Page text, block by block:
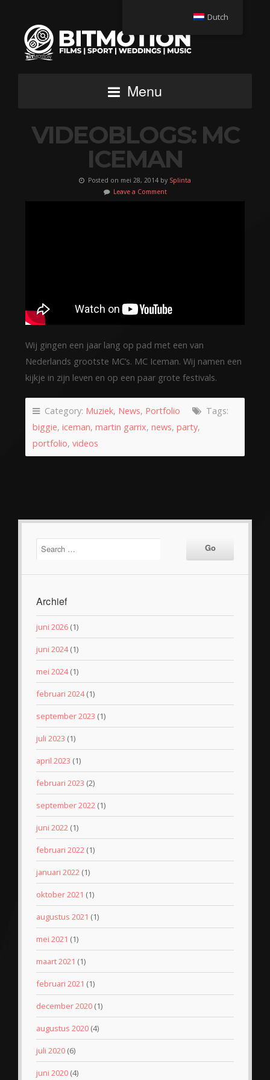
Menu
VIDEOBLOGS: MC
ICEMAN
Posted on mei 28, 2014 by Splinta
Leave a Comment
Wij gingen een jaar lang op pad met een van
Nederlands grootste MC’s. MC Iceman. Wij namen een
kijkje in zijn leven en op een paar grote festivals.
Category: Muziek, News, Portfolio
Tags:
biggie, iceman, martin garrix, news, party,
portfolio, videos
Archief
juni 2026 (1)
juni 2024(1)
mei 2024(1)
februari 2024(1)
september 2023 (1)
juli 2023 (1)
april 2023 (1)
februari 2023 (2)
september 2022 (1)
juni 2022 (1)
februari 2022 (1)
januari 2022 (1)
oktober 2021 (1)
augustus 2021 (1)
mei 2021 (1)
maart 2021 (1)
februari 2021 (1)
december 2020 (1)
augustus 2020 (4)
juli 2020 (6)
juni 2020 (4)
Dutch